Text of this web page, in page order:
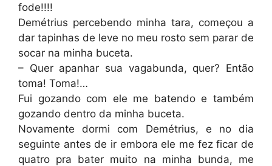
fode!!!!
Demétrius percebendo minha tara, começou a
dar tapinhas de leve no meu rosto sem parar de
socar na minha buceta.
– Quer apanhar sua vagabunda, quer? Então
toma! Toma!…
Fui gozando com ele me batendo e também
gozando dentro da minha buceta.
Novamente dormi com Demétrius, e no dia
seguinte antes de ir embora ele me fez ficar de
quatro pra bater muito na minha bunda, me